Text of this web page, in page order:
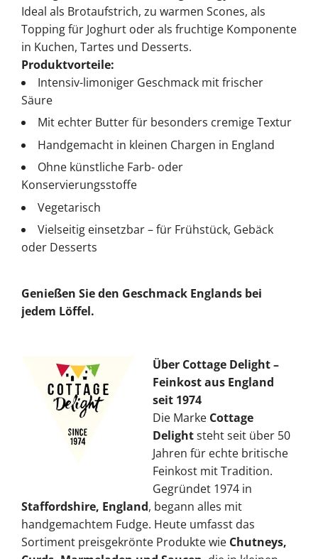
Ideal als Brotaufstrich, zu warmen Scones, als
Topping für Joghurt oder als fruchtige Komponente
in Kuchen, Tartes und Desserts.
Produktvorteile:
Intensiv-limoniger Geschmack mit frischer
Säure
Mit echter Butter für besonders cremige Textur
Handgemacht in kleinen Chargen in England
Ohne künstliche Farb- oder
Konservierungsstoffe
Vegetarisch
Vielseitig einsetzbar – für Frühstück, Gebäck
oder Desserts
Genießen Sie den Geschmack Englands bei
jedem Löffel.
Über Cottage Delight –
Feinkost aus England
seit 1974
Die Marke Cottage
Delightsteht seit über 50
Jahren für echte britische
Feinkost mit Tradition.
Gegründet 1974 in
Staffordshire, England, begann alles mit
handgemachtem Fudge. Heute umfasst das
Sortiment preisgekrönte Produkte wie Chutneys,